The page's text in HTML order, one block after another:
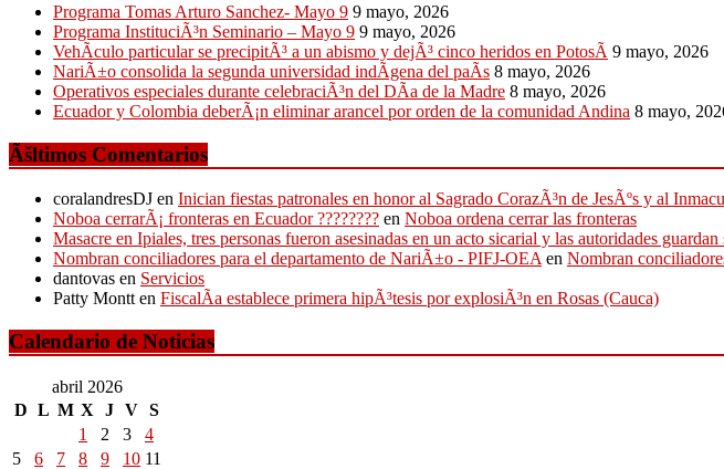
Programa Tomas Arturo Sanchez- Mayo 9 9 mayo, 2026
Programa InstituciÃ³n Seminario – Mayo 9 9 mayo, 2026
VehÃ­culo particular se precipitÃ³ a un abismo y dejÃ³ cinco heridos en PotosÃ­ 9 mayo, 2026
NariÃ±o consolida la segunda universidad indÃ­gena del paÃ­s 8 mayo, 2026
Operativos especiales durante celebraciÃ³n del DÃ­a de la Madre 8 mayo, 2026
Ecuador y Colombia deberÃ¡n eliminar arancel por orden de la comunidad Andina 8 mayo,
Ãšltimos Comentarios
coralandresDJ en Inician fiestas patronales en honor al Sagrado CorazÃ³n de JesÃºs y al
Noboa cerrarÃ¡ fronteras en Ecuador ???????? en Noboa ordena cerrar las fronteras
Masacre en Ipiales, tres personas fueron asesinadas en un acto sicarial y las autoridades
Nombran conciliadores para el departamento de NariÃ±o - PIFJ-OEA en Nombran
dantovas en Servicios
Patty Montt en FiscalÃ­a establece primera hipÃ³tesis por explosiÃ³n en Rosas (Cauca)
Calendario de Noticias
abril 2026
D L M X J V S
1
2 3
4
5
6 7 8 9 10 11